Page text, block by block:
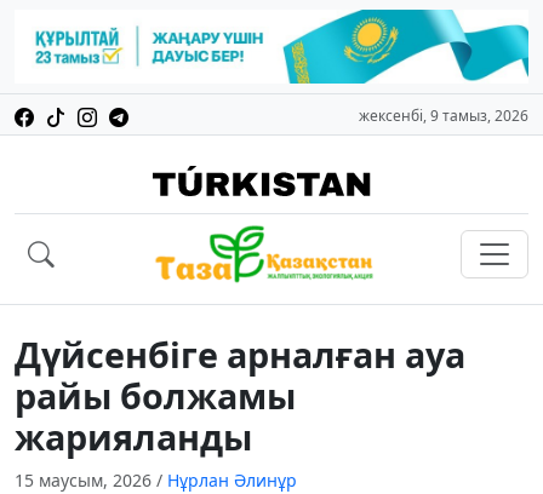
жексенбі, 9 тамыз, 2026
Дүйсенбіге арналған ауа
райы болжамы
жарияланды
15 маусым, 2026 / Нұрлан Әлинұр